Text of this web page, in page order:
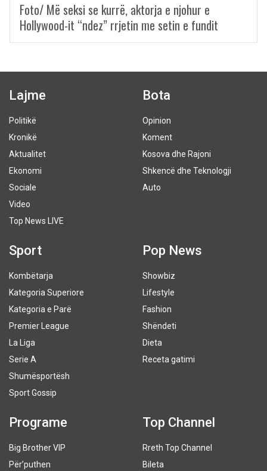
Foto/ Më seksi se kurrë, aktorja e njohur e
Hollywood-it “ndez” rrjetin me setin e fundit
Lajme
Politikë
Kronikë
Aktualitet
Ekonomi
Sociale
Video
Top News LIVE
Bota
Opinion
Koment
Kosova dhe Rajoni
Shkencë dhe Teknologji
Auto
Sport
Kombëtarja
Kategoria Superiore
Kategoria e Parë
Premier League
La Liga
Serie A
Shumësportësh
Sport Gossip
Pop News
Showbiz
Lifestyle
Fashion
Shëndeti
Dieta
Receta gatimi
Programe
Big Brother VIP
Për’puthen
Top Channel
Rreth Top Channel
Bileta